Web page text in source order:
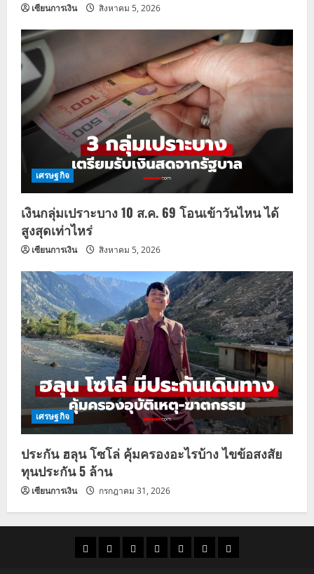
เซียนการเงิน สิงหาคม 5, 2026
เศรษฐกิจ
เงินกลุ่มเปราะบาง 10 ส.ค. 69 โอนเข้าวันไหน ได้
สูงสุดเท่าไหร่
เซียนการเงิน สิงหาคม 5, 2026
เศรษฐกิจ
ประกัน ฮลุน โซโล่ คุ้มครองอะไรบ้าง ไขข้อสงสัย
ทุนประกัน 5 ล้าน
เซียนการเงิน กรกฎาคม 31, 2026
ราคาแนว
ข่าว
ข่าว
ดูด
ที่
ผู้ชาย